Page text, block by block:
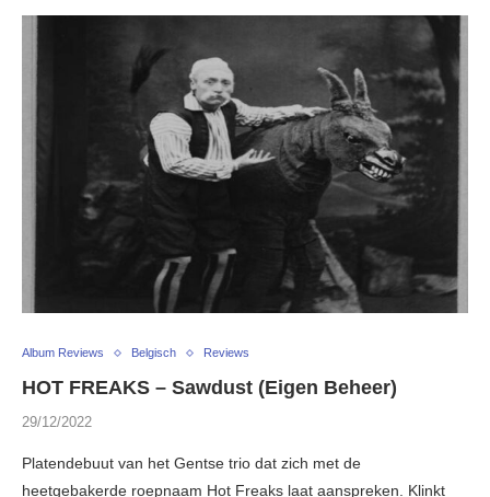
Album Reviews Belgisch Reviews
HOT FREAKS – Sawdust (Eigen Beheer)
29/12/2022
Platendebuut van het Gentse trio dat zich met de
heetgebakerde roepnaam Hot Freaks laat aanspreken. Klinkt